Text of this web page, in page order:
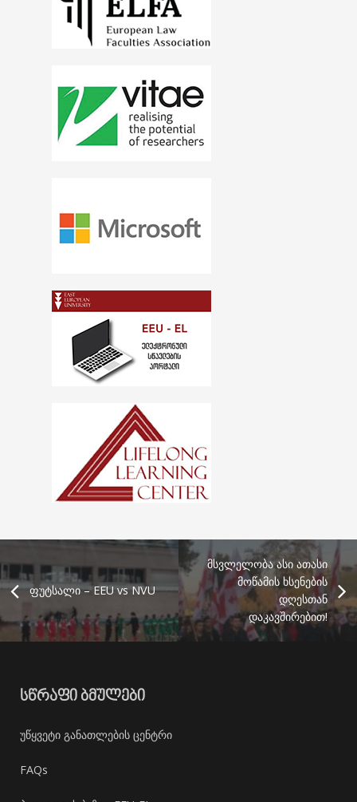
ფუტსალი – EEU vs NVU
მსვლელობა ასი ათასი
მოწამის ხსენების
დღესთან
დაკავშირებით!
ᲡᲬᲠᲐᲤᲘ ᲑᲛᲣᲚᲔᲑᲘ
უწყვეტი განათლების ცენტრი
FAQs